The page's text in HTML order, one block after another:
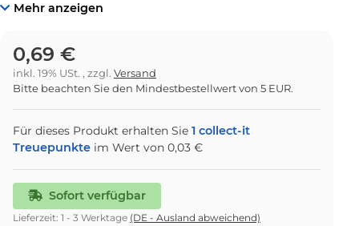
Mehr anzeigen
0,69 €
inkl. 19% USt. , zzgl. Versand
Bitte beachten Sie den Mindestbestellwert von 5 EUR.
Für dieses Produkt erhalten Sie 1 collect-it
Treuepunkte im Wert von 0,03 €
Sofort verfügbar
Lieferzeit: 1 - 3 Werktage (DE - Ausland abweichend)